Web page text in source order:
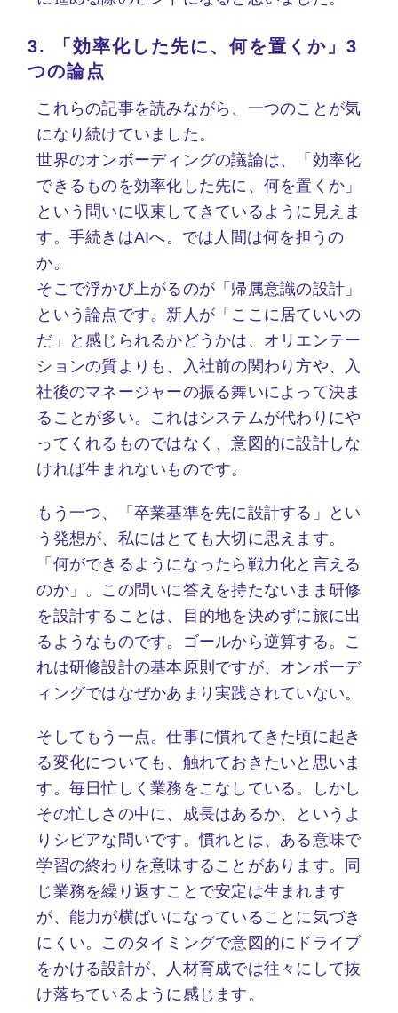
3.
「効率化した先に、何を置くか」3
つの論点
これらの記事を読みながら、一つのことが気
になり続けていました。
世界のオンボーディングの議論は、「効率化
できるものを効率化した先に、何を置くか」
という問いに収束してきているように見えま
す。手続きはAIへ。では人間は何を担うの
か。
そこで浮かび上がるのが「帰属意識の設計」
という論点です。新人が「ここに居ていいの
だ」と感じられるかどうかは、オリエンテー
ションの質よりも、入社前の関わり方や、入
社後のマネージャーの振る舞いによって決ま
ることが多い。これはシステムが代わりにや
ってくれるものではなく、意図的に設計しな
ければ生まれないものです。
もう一つ、「卒業基準を先に設計する」とい
う発想が、私にはとても大切に思えます。
「何ができるようになったら戦力化と言える
のか」。この問いに答えを持たないまま研修
を設計することは、目的地を決めずに旅に出
るようなものです。ゴールから逆算する。こ
れは研修設計の基本原則ですが、オンボーデ
ィングではなぜかあまり実践されていない。
そしてもう一点。仕事に慣れてきた頃に起き
る変化についても、触れておきたいと思いま
す。毎日忙しく業務をこなしている。しかし
その忙しさの中に、成長はあるか、というよ
りシビアな問いです。慣れとは、ある意味で
学習の終わりを意味することがあります。同
じ業務を繰り返すことで安定は生まれます
が、能力が横ばいになっていることに気づき
にくい。このタイミングで意図的にドライブ
をかける設計が、人材育成では往々にして抜
け落ちているように感じます。